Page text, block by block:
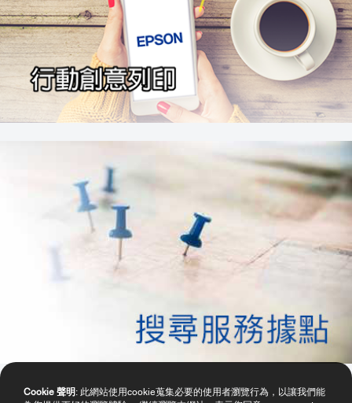
Cookie 聲明 : 此網站使用cookie蒐集必要的使用者瀏覽行為，以讓我們能